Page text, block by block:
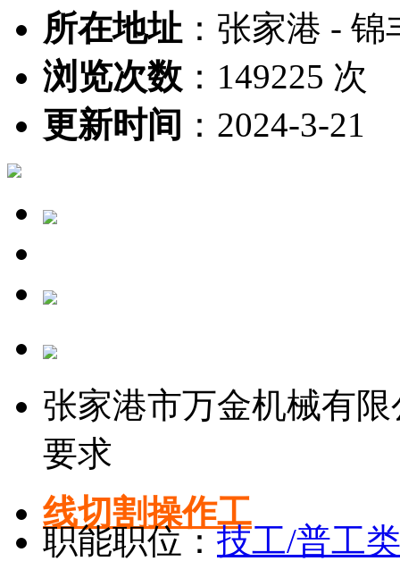
所在地址 ： 张家港 - 锦
浏览次数 ： 149225 次
更新时间 ： 2024-3-21
张家港市万金机械有
要求
线切割操作工
职能职位：技工/普工类